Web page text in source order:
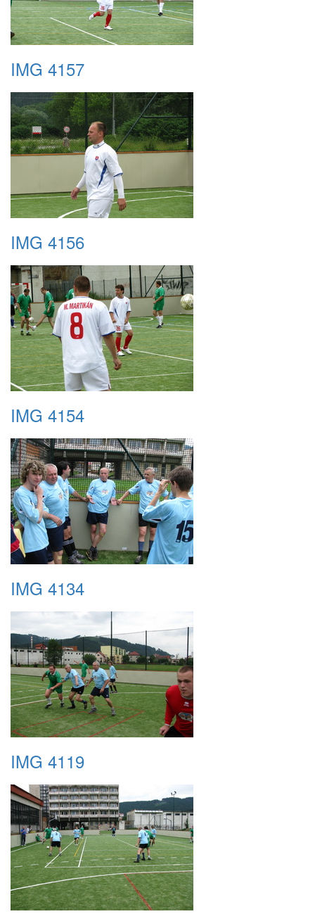
IMG 4157
IMG 4156
IMG 4154
IMG 4134
IMG 4119